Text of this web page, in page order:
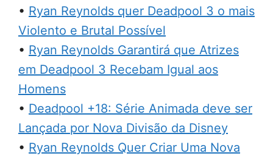
• Ryan Reynolds quer Deadpool 3 o mais
Violento e Brutal Possível
• Ryan Reynolds Garantirá que Atrizes
em Deadpool 3 Recebam Igual aos
Homens
• Deadpool +18: Série Animada deve ser
Lançada por Nova Divisão da Disney
• Ryan Reynolds Quer Criar Uma Nova